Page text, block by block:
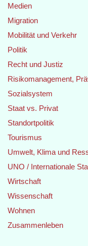
Medien
Migration
Mobilität und Verkehr
Politik
Recht und Justiz
Risikomanagement,
Sozialsystem
Staat vs. Privat
Standortpolitik
Tourismus
Umwelt, Klima und
UNO / Internationale
Wirtschaft
Wissenschaft
Wohnen
Zusammenleben